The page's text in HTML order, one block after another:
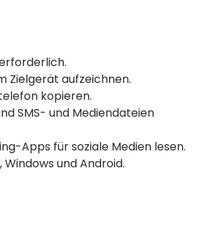
Zielgerät aufzeichnen.
kopieren.
SMS- und Mediendateien
Apps für soziale Medien lesen.
und Android.